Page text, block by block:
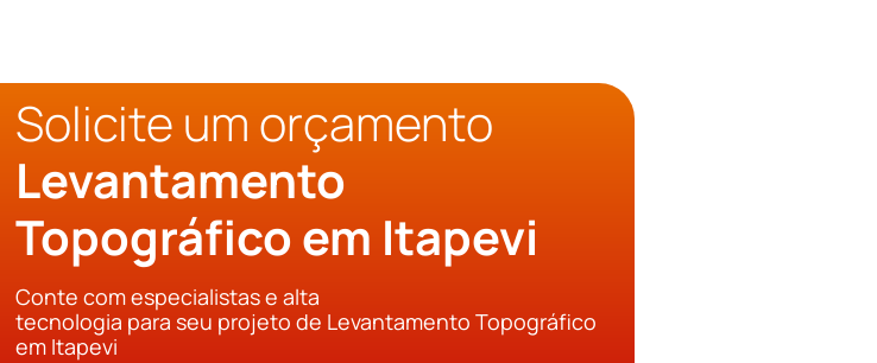
Solicite um orçamento
Levantamento
Topográfico em Itapevi
Conte com especialistas e alta
tecnologia para seu projeto de Levantamento Topográfico
em Itapevi